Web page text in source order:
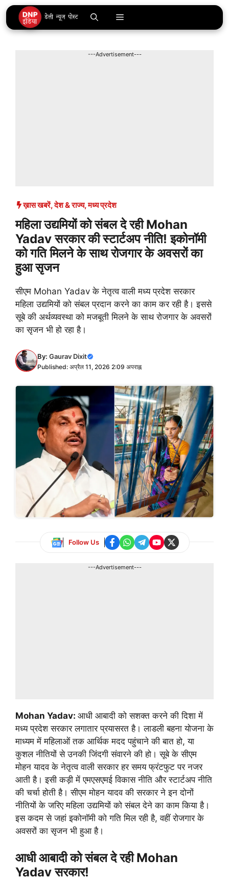
Skip
to
content
Menu
---Advertisement---
ख़ास खबरें,देश & राज्य,मध्य प्रदेश
महिला उद्यमियों को संबल दे रही Mohan
Yadav सरकार की स्टार्टअप नीति! इकोनॉमी
को गति मिलने के साथ रोजगार के अवसरों का
हुआ सृजन
सीएम Mohan Yadav के नेतृत्व वाली मध्य प्रदेश सरकार
महिला उद्यमियों को संबल प्रदान करने का काम कर रही है। इससे
सूबे की अर्थव्यवस्था को मजबूती मिलने के साथ रोजगार के अवसरों
का सृजन भी हो रहा है।
By: Gaurav Dixit
Published: अप्रैल 11, 2026 2:09 अपराह्न
Follow Us
---Advertisement---
Mohan Yadav: आधी आबादी को सशक्त करने की दिशा में
मध्य प्रदेश सरकार लगातार प्रयासरत है। लाडली बहना योजना के
माध्यम में महिलाओं तक आर्थिक मदद पहुंचाने की बात हो, या
कुशल नीतियों से उनकी जिंदगी संवारने की हो। सूबे के सीएम
मोहन यादव के नेतृत्व वाली सरकार हर समय फ्रंटफुट पर नजर
आती है। इसी कड़ी में एमएसएमई विकास नीति और स्टार्टअप नीति
की चर्चा होती है। सीएम मोहन यादव की सरकार ने इन दोनों
नीतियों के जरिए महिला उद्यमियों को संबल देने का काम किया है।
इस कदम से जहां इकोनॉमी को गति मिल रही है, वहीं रोजगार के
अवसरों का सृजन भी हुआ है।
आधी आबादी को संबल दे रही Mohan
Yadav सरकार!